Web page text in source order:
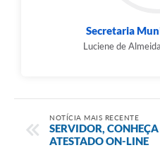
Secretaria
Luciene de
NOTÍCIA MAIS RECENTE
SERVIDOR,
ATESTADO ON-LINE